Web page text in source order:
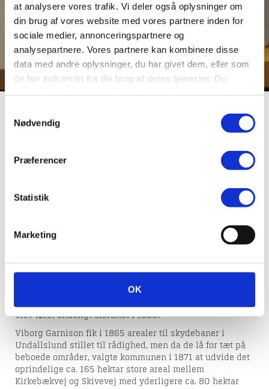
at analysere vores trafik. Vi deler også oplysninger om
din brug af vores website med vores partnere inden for
sociale medier, annonceringspartnere og
analysepartnere. Vores partnere kan kombinere disse
data med andre oplysninger, du har givet dem, eller som
de har indsamlet fra din brug af deres tjenester. Du
Nødvendig
Præferencer
Statistik
Marketing
OK
Undallslund
I midten af 1850’erne bestod landskabet vest for Viborg
Sparekassens 25-års jubilæum i 1853 skænkede den et
efter datidens forhold meget stort beløb til hedens
daværende fængselsinspektør, major og kammerherre
sparekassens direktion og en af sparekassens
medstiftere i 1828.
Til plantningsarbejdet stillede fængselsinspektør
blev først endeligt afsluttet i 1890.
Viborg Garnison fik i 1865 arealer til skydebaner i
Undallslund stillet til rådighed, men da de lå for tæt på
beboede områder, valgte kommunen i 1871 at udvide det
oprindelige ca. 165 hektar store areal mellem
Kirkebækvej og Skivevej med yderligere ca. 80 hektar